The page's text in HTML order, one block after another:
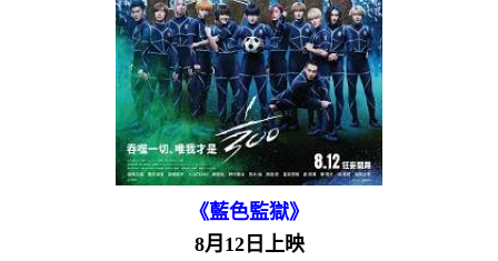
《藍色監獄》
8月12日上映